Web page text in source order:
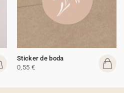
Sticker de boda
0,55 €